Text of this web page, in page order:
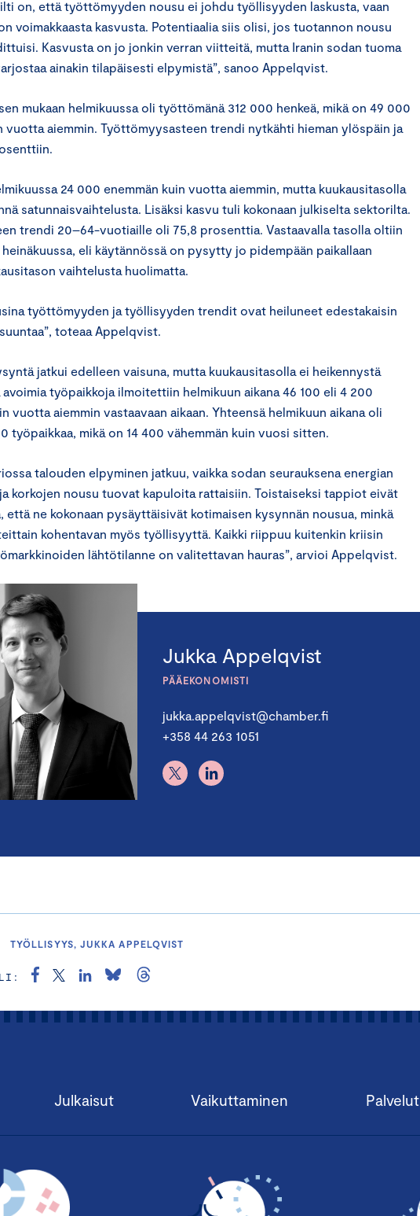
on, että työttömyyden nousu ei johdu työllisyyden laskusta, vaan
voimakkaasta kasvusta. Potentiaalia siis olisi, jos tuotannon nousu
Kasvusta on jo jonkin verran viitteitä, mutta Iranin sodan tuoma
ainakin tilapäisesti elpymistä”, sanoo Appelqvist.
mukaan helmikuussa oli työttömänä 312 000 henkeä, mikä on 49 000
vuotta aiemmin. Työttömyysasteen trendi nytkähti hieman ylöspäin ja
24 000 enemmän kuin vuotta aiemmin, mutta kuukausitasolla
satunnaisvaihtelusta. Lisäksi kasvu tuli kokonaan julkiselta sektorilta.
trendi 20–64-vuotiaille oli 75,8 prosenttia. Vastaavalla tasolla oltiin
eli käytännössä on pysytty jo pidempään paikallaan
vaihtelusta huolimatta.
työttömyyden ja työllisyyden trendit ovat heiluneet edestakaisin
toteaa Appelqvist.
jatkui edelleen vaisuna, mutta kuukausitasolla ei heikennystä
työpaikkoja ilmoitettiin helmikuun aikana 46 100 eli 4 200
vuotta aiemmin vastaavaan aikaan. Yhteensä helmikuun aikana oli
työpaikkaa, mikä on 14 400 vähemmän kuin vuosi sitten.
talouden elpyminen jatkuu, vaikka sodan seurauksena energian
korkojen nousu tuovat kapuloita rattaisiin. Toistaiseksi tappiot eivät
että ne kokonaan pysäyttäisivät kotimaisen kysynnän nousua, minkä
kohentavan myös työllisyyttä. Kaikki riippuu kuitenkin kriisin
lähtötilanne on valitettavan hauras”, arvioi Appelqvist.
Jukka Appelqvist
PÄÄEKONOMISTI
jukka.appelqvist@chamber.fi
+358 44 263 1051
TYÖLLISYYS, JUKKA APPELQVIST
Julkaisut Vaikuttaminen Palvelut